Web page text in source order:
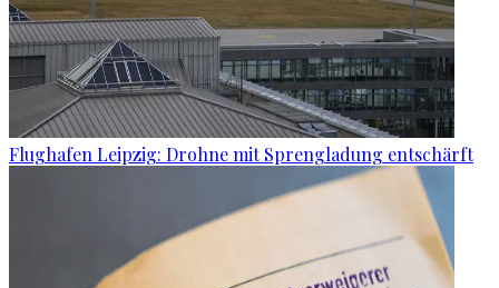
Flughafen Leipzig: Drohne mit Sprengladung entschärft